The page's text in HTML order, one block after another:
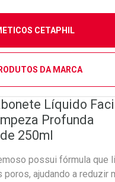
CETAPHIL
DA MARCA
Líquido
Profunda
250ml
possui fórmula que
ajudando a reduzir